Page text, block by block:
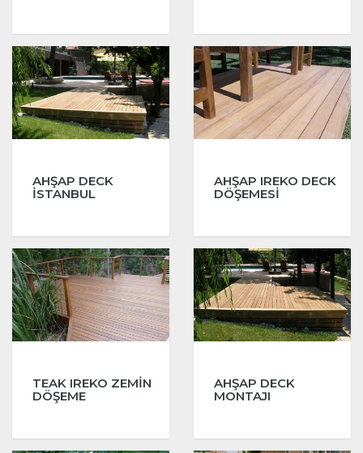
AHŞAP DECK
İSTANBUL
AHŞAP IREKO DECK
DÖŞEMESİ
TEAK IREKO ZEMİN
DÖŞEME
AHŞAP DECK
MONTAJI